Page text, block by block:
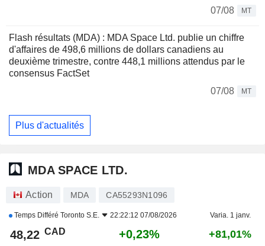
07/08
MT
Flash résultats (MDA) : MDA Space Ltd. publie un chiffre
d'affaires de 498,6 millions de dollars canadiens au
deuxième trimestre, contre 448,1 millions attendus par le
consensus FactSet
07/08
MT
Plus d'actualités
MDA SPACE LTD.
Action MDA CA55293N1096
Temps Différé Toronto S.E. 22:22:12 07/08/2026 Varia. 1 janv.
48,22 CAD +0,23% +81,01%